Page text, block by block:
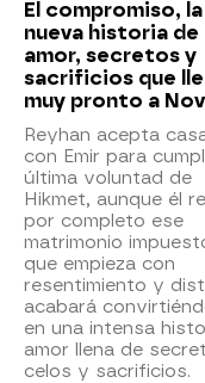
El compromiso, la
nueva historia de
amor, secretos y
sacrificios que
muy pronto a
Reyhan acepta
con Emir para
última voluntad de
Hikmet, aunque él
por completo ese
matrimonio
que empieza con
resentimiento y
acabará
en una intensa
amor llena de
celos y sacrificios.